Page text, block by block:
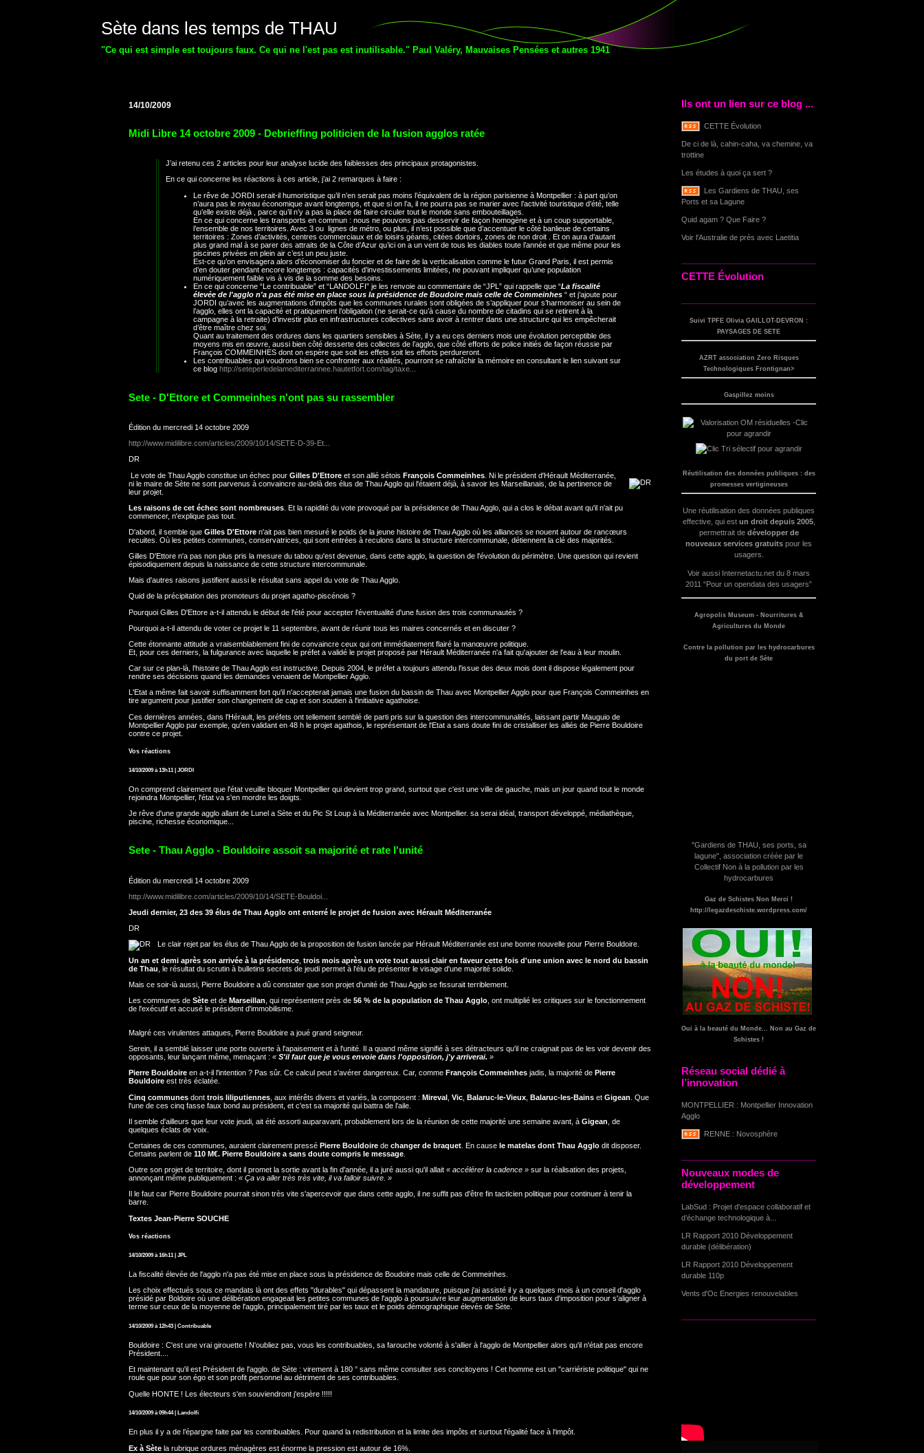
Sète dans les temps de THAU
"Ce qui est simple est toujours faux. Ce qui ne l'est pas est inutilisable." Paul Valéry, Mauvaises Pensées et autres 1941
Ils ont un lien sur ce blog ...
CETTE Évolution
De ci de là, cahin-caha, va chemine, va
trottine
Les études à quoi ça sert ?
Les Gardiens de THAU, ses
Ports et sa Lagune
Quid agam ? Que Faire ?
Voir l'Australie de près avec Laetitia
CETTE Évolution
Suivi TPFE Olivia GAILLOT-DEVRON :
PAYSAGES DE SETE
AZRT association Zero Risques
Technologiques Frontignan>
Gaspillez moins
Réutilisation des données publiques : des
promesses vertigineuses
Une réutilisation des données publiques
effective, qui est un droit depuis 2005,
permettrait de développer de
nouveaux services gratuits pour les
usagers.
Voir aussi Internetactu.net du 8 mars
2011 “Pour un opendata des usagers”
Agropolis Museum - Nourritures &
Agricultures du Monde
Contre la pollution par les hydrocarbures
du port de Sète
"Gardiens de THAU, ses ports, sa
lagune", association créée par le
Collectif Non à la pollution par les
hydrocarbures
Gaz de Schistes Non Merci !
http://legazdeschiste.wordpress.com/
Oui à la beauté du Monde... Non au Gaz de
Schistes !
Réseau social dédié à
l’innovation
MONTPELLIER : Montpellier Innovation
Agglo
RENNE : Novosphère
Nouveaux modes de
développement
LabSud : Projet d'espace collaboratif et
d’échange technologique à...
LR Rapport 2010 Développement
durable (délibération)
LR Rapport 2010 Développement
durable 110p
Vents d'Oc Energies renouvelables
14/10/2009
Midi Libre 14 octobre 2009 - Debrieffing politicien de la fusion agglos ratée
J’ai retenu ces 2 articles pour leur analyse lucide des faiblesses des principaux protagonistes.
En ce qui concerne les réactions à ces article, j’ai 2 remarques à faire :
Le rêve de JORDI serait-il humoristique qu’il n’en serait pas moins l’équivalent de la région parisienne à Montpellier : à part qu’on
n’aura pas le niveau économique avant longtemps, et que si on l’a, il ne pourra pas se marier avec l’activité touristique d’été, telle
qu’elle existe déjà , parce qu’il n’y a pas la place de faire circuler tout le monde sans embouteillages.
En ce qui concerne les transports en commun : nous ne pouvons pas desservir de façon homogène et à un coup supportable,
l’ensemble de nos territoires. Avec 3 ou lignes de métro, ou plus, il n’est possible que d’accentuer le côté banlieue de certains
territoires : Zones d’activités, centres commerciaux et de loisirs géants, citées dortoirs, zones de non droit . Et on aura d’autant
plus grand mal à se parer des attraits de la Côte d’Azur qu’ici on a un vent de tous les diables toute l’année et que même pour les
piscines privées en plein air c’est un peu juste.
Est-ce qu’on envisagera alors d’économiser du foncier et de faire de la verticalisation comme le futur Grand Paris, il est permis
d’en douter pendant encore longtemps : capacités d’investissements limitées, ne pouvant impliquer qu’une population
numériquement faible vis à vis de la somme des besoins.
En ce qui concerne “Le contribuable” et “LANDOLFI” je les renvoie au commentaire de “JPL” qui rappelle que “La fiscalité
élevée de l'agglo n'a pas été mise en place sous la présidence de Boudoire mais celle de Commeinhes “ et j’ajoute pour
JORDI qu’avec les augmentations d’impôts que les communes rurales sont obligées de s’appliquer pour s’harmoniser au sein de
l’agglo, elles ont la capacité et pratiquement l’obligation (ne serait-ce qu’à cause du nombre de citadins qui se retirent à la
campagne à la retraite) d’investir plus en infrastructures collectives sans avoir à rentrer dans une structure qui les empêcherait
d’être maître chez soi.
Quant au traitement des ordures dans les quartiers sensibles à Sète, il y a eu ces derniers mois une évolution perceptible des
moyens mis en œuvre, aussi bien côté desserte des collectes de l’agglo, que côté efforts de police initiés de façon réussie par
François COMMEINHES dont on espère que soit les effets soit les efforts perdureront.
Les contribuables qui voudrons bien se confronter aux réalités, pourront se rafraîchir la mémoire en consultant le lien suivant sur
ce blog http://seteperledelamediterrannee.hautetfort.com/tag/taxe...
Sete - D'Ettore et Commeinhes n'ont pas su rassembler
Édition du mercredi 14 octobre 2009
http://www.midilibre.com/articles/2009/10/14/SETE-D-39-Et...
DR
Le vote de Thau Agglo constitue un échec pour Gilles D'Ettore et son allié sétois François Commeinhes . Ni le président d'Hérault Méditerranée,
ni le maire de Sète ne sont parvenus à convaincre au-delà des élus de Thau Agglo qui l'étaient déjà, à savoir les Marseillanais, de la pertinence de
leur projet.
Les raisons de cet échec sont nombreuses . Et la rapidité du vote provoqué par la présidence de Thau Agglo, qui a clos le débat avant qu'il n'ait pu
commencer, n'explique pas tout.
D'abord, il semble que Gilles D'Ettore n'ait pas bien mesuré le poids de la jeune histoire de Thau Agglo où les alliances se nouent autour de rancœurs
recuites. Où les petites communes, conservatrices, qui sont entrées à reculons dans la structure intercommunale, détiennent la clé des majorités.
Gilles D'Ettore n'a pas non plus pris la mesure du tabou qu'est devenue, dans cette agglo, la question de l'évolution du périmètre. Une question qui revient
épisodiquement depuis la naissance de cette structure intercommunale.
Mais d'autres raisons justifient aussi le résultat sans appel du vote de Thau Agglo.
Quid de la précipitation des promoteurs du projet agatho-piscénois ?
Pourquoi Gilles D'Ettore a-t-il attendu le début de l'été pour accepter l'éventualité d'une fusion des trois communautés ?
Pourquoi a-t-il attendu de voter ce projet le 11 septembre, avant de réunir tous les maires concernés et en discuter ?
Cette étonnante attitude a vraisemblablement fini de convaincre ceux qui ont immédiatement flairé la manœuvre politique.
Et, pour ces derniers, la fulgurance avec laquelle le préfet a validé le projet proposé par Hérault Méditerranée n'a fait qu'ajouter de l'eau à leur moulin.
Car sur ce plan-là, l'histoire de Thau Agglo est instructive. Depuis 2004, le préfet a toujours attendu l'issue des deux mois dont il dispose légalement pour
rendre ses décisions quand les demandes venaient de Montpellier Agglo.
L'Etat a même fait savoir suffisamment fort qu'il n'accepterait jamais une fusion du bassin de Thau avec Montpellier Agglo pour que François Commeinhes en
tire argument pour justifier son changement de cap et son soutien à l'initiative agathoise.
Ces dernières années, dans l'Hérault, les préfets ont tellement semblé de parti pris sur la question des intercommunalités, laissant partir Mauguio de
Montpellier Agglo par exemple, qu'en validant en 48 h le projet agathois, le représentant de l'Etat a sans doute fini de cristalliser les alliés de Pierre Bouldoire
contre ce projet.
Vos réactions
14/10/2009 à 13h11 | JORDI
On comprend clairement que l'état veuille bloquer Montpellier qui devient trop grand, surtout que c'est une ville de gauche, mais un jour quand tout le monde
rejoindra Montpellier, l'état va s'en mordre les doigts.
Je rêve d'une grande agglo allant de Lunel a Sète et du Pic St Loup à la Méditerranée avec Montpellier. sa serai idéal, transport développé, médiathèque,
piscine, richesse économique...
Sete - Thau Agglo - Bouldoire assoit sa majorité et rate l'unité
Édition du mercredi 14 octobre 2009
http://www.midilibre.com/articles/2009/10/14/SETE-Bouldoi...
Jeudi dernier, 23 des 39 élus de Thau Agglo ont enterré le projet de fusion avec Hérault Méditerranée
DR
Le clair rejet par les élus de Thau Agglo de la proposition de fusion lancée par Hérault Méditerranée est une bonne nouvelle pour Pierre Bouldoire.
Un an et demi après son arrivée à la présidence trois mois après un vote tout aussi clair en faveur cette fois d'une union avec le nord du bassin
de Thau , le résultat du scrutin à bulletins secrets de jeudi permet à l'élu de présenter le visage d'une majorité solide.
Mais ce soir-là aussi, Pierre Bouldoire a dû constater que son projet d'unité de Thau Agglo se fissurait terriblement.
Les communes de Sète et de Marseillan , qui représentent près de 56 % de la population de Thau Agglo , ont multiplié les critiques sur le fonctionnement
de l'exécutif et accusé le président d'immobilisme.
Malgré ces virulentes attaques, Pierre Bouldoire a joué grand seigneur.
Serein, il a semblé laisser une porte ouverte à l'apaisement et à l'unité. Il a quand même signifié à ses détracteurs qu'il ne craignait pas de les voir devenir des
opposants, leur lançant même, menaçant : « S'il faut que je vous envoie dans l'opposition, j'y arriverai. »
Pierre Bouldoire en a-t-il l'intention ? Pas sûr. Ce calcul peut s'avérer dangereux. Car, comme François Commeinhes jadis, la majorité de Pierre
Bouldoire est très éclatée.
Cinq communes dont trois liliputiennes , aux intérêts divers et variés, la composent : Mireval Vic Balaruc-le-Vieux Balaruc-les-Bains et Gigean . Que
l'une de ces cinq fasse faux bond au président, et c'est sa majorité qui battra de l'aile.
Il semble d'ailleurs que leur vote jeudi, ait été assorti auparavant, probablement lors de la réunion de cette majorité une semaine avant, à Gigean , de
quelques éclats de voix.
Certaines de ces communes, auraient clairement pressé Pierre Bouldoire de changer de braquet . En cause le matelas dont Thau Agglo dit disposer.
Certains parlent de 110 M€. Pierre Bouldoire a sans doute compris le message
Outre son projet de territoire, dont il promet la sortie avant la fin d'année, il a juré aussi qu'il allait « accélérer la cadence » sur la réalisation des projets,
annonçant même publiquement : « Ça va aller très très vite, il va falloir suivre. »
Il le faut car Pierre Bouldoire pourrait sinon très vite s'apercevoir que dans cette agglo, il ne suffit pas d'être fin tacticien politique pour continuer à tenir la
barre.
Textes Jean-Pierre SOUCHE
Vos réactions
14/10/2009 à 16h11 | JPL
La fiscalité élevée de l'agglo n'a pas été mise en place sous la présidence de Boudoire mais celle de Commeinhes.
Les choix effectués sous ce mandats là ont des effets "durables" qui dépassent la mandature, puisque j'ai assisté il y a quelques mois à un conseil d'agglo
présidé par Boldoire où une délibération engageait les petites communes de l'agglo à poursuivre leur augmentation de leurs taux d'imposition pour s'aligner à
terme sur ceux de la moyenne de l'agglo, principalement tiré par les taux et le poids démographique élevés de Sète.
14/10/2009 à 12h43 | Contribuable
Bouldoire : C'est une vrai girouette ! N'oubliez pas, vous les contribuables, sa farouche volonté à s'allier à l'agglo de Montpellier alors qu'il n'était pas encore
Président....
Et maintenant qu'il est Président de l'agglo. de Sète : virement à 180 ° sans même consulter ses concitoyens ! Cet homme est un "carriériste politique" qui ne
roule que pour son égo et son profit personnel au détriment de ses contribuables.
Quelle HONTE ! Les électeurs s'en souviendront j'espère !!!!!
14/10/2009 à 09h44 | Landolfi
En plus il y a de l’épargne faite par les contribuables. Pour quand la redistribution et la limite des impôts et surtout l'égalité face à l‘impôt.
Ex à Sète la rubrique ordures ménagères est énorme la pression est autour de 16%.